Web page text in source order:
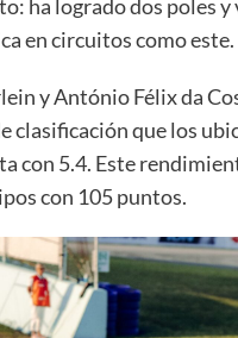
ha logrado dos poles
en circuitos como este.
y António Félix da
clasificación que los
con 5.4. Este
con 105 puntos.